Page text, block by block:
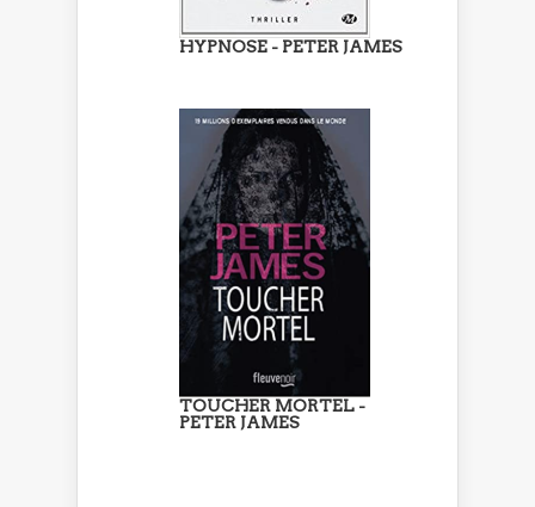
HYPNOSE - PETER JAMES
TOUCHER MORTEL -
PETER JAMES